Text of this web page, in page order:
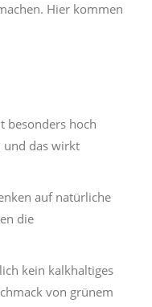
Hier kommen
besonders hoch
und das wirkt
auf natürliche
die
kein kalkhaltiges
von grünem